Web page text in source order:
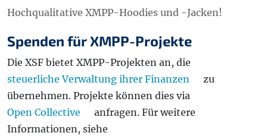
Hochqualitative XMPP-Hoodies und -Jacken!
Spenden für XMPP-Projekte
Die XSF bietet XMPP-Projekten an, die
steuerliche Verwaltung ihrer Finanzen
zu
übernehmen. Projekte können dies via
Open Collective
anfragen. Für weitere
Informationen, siehe